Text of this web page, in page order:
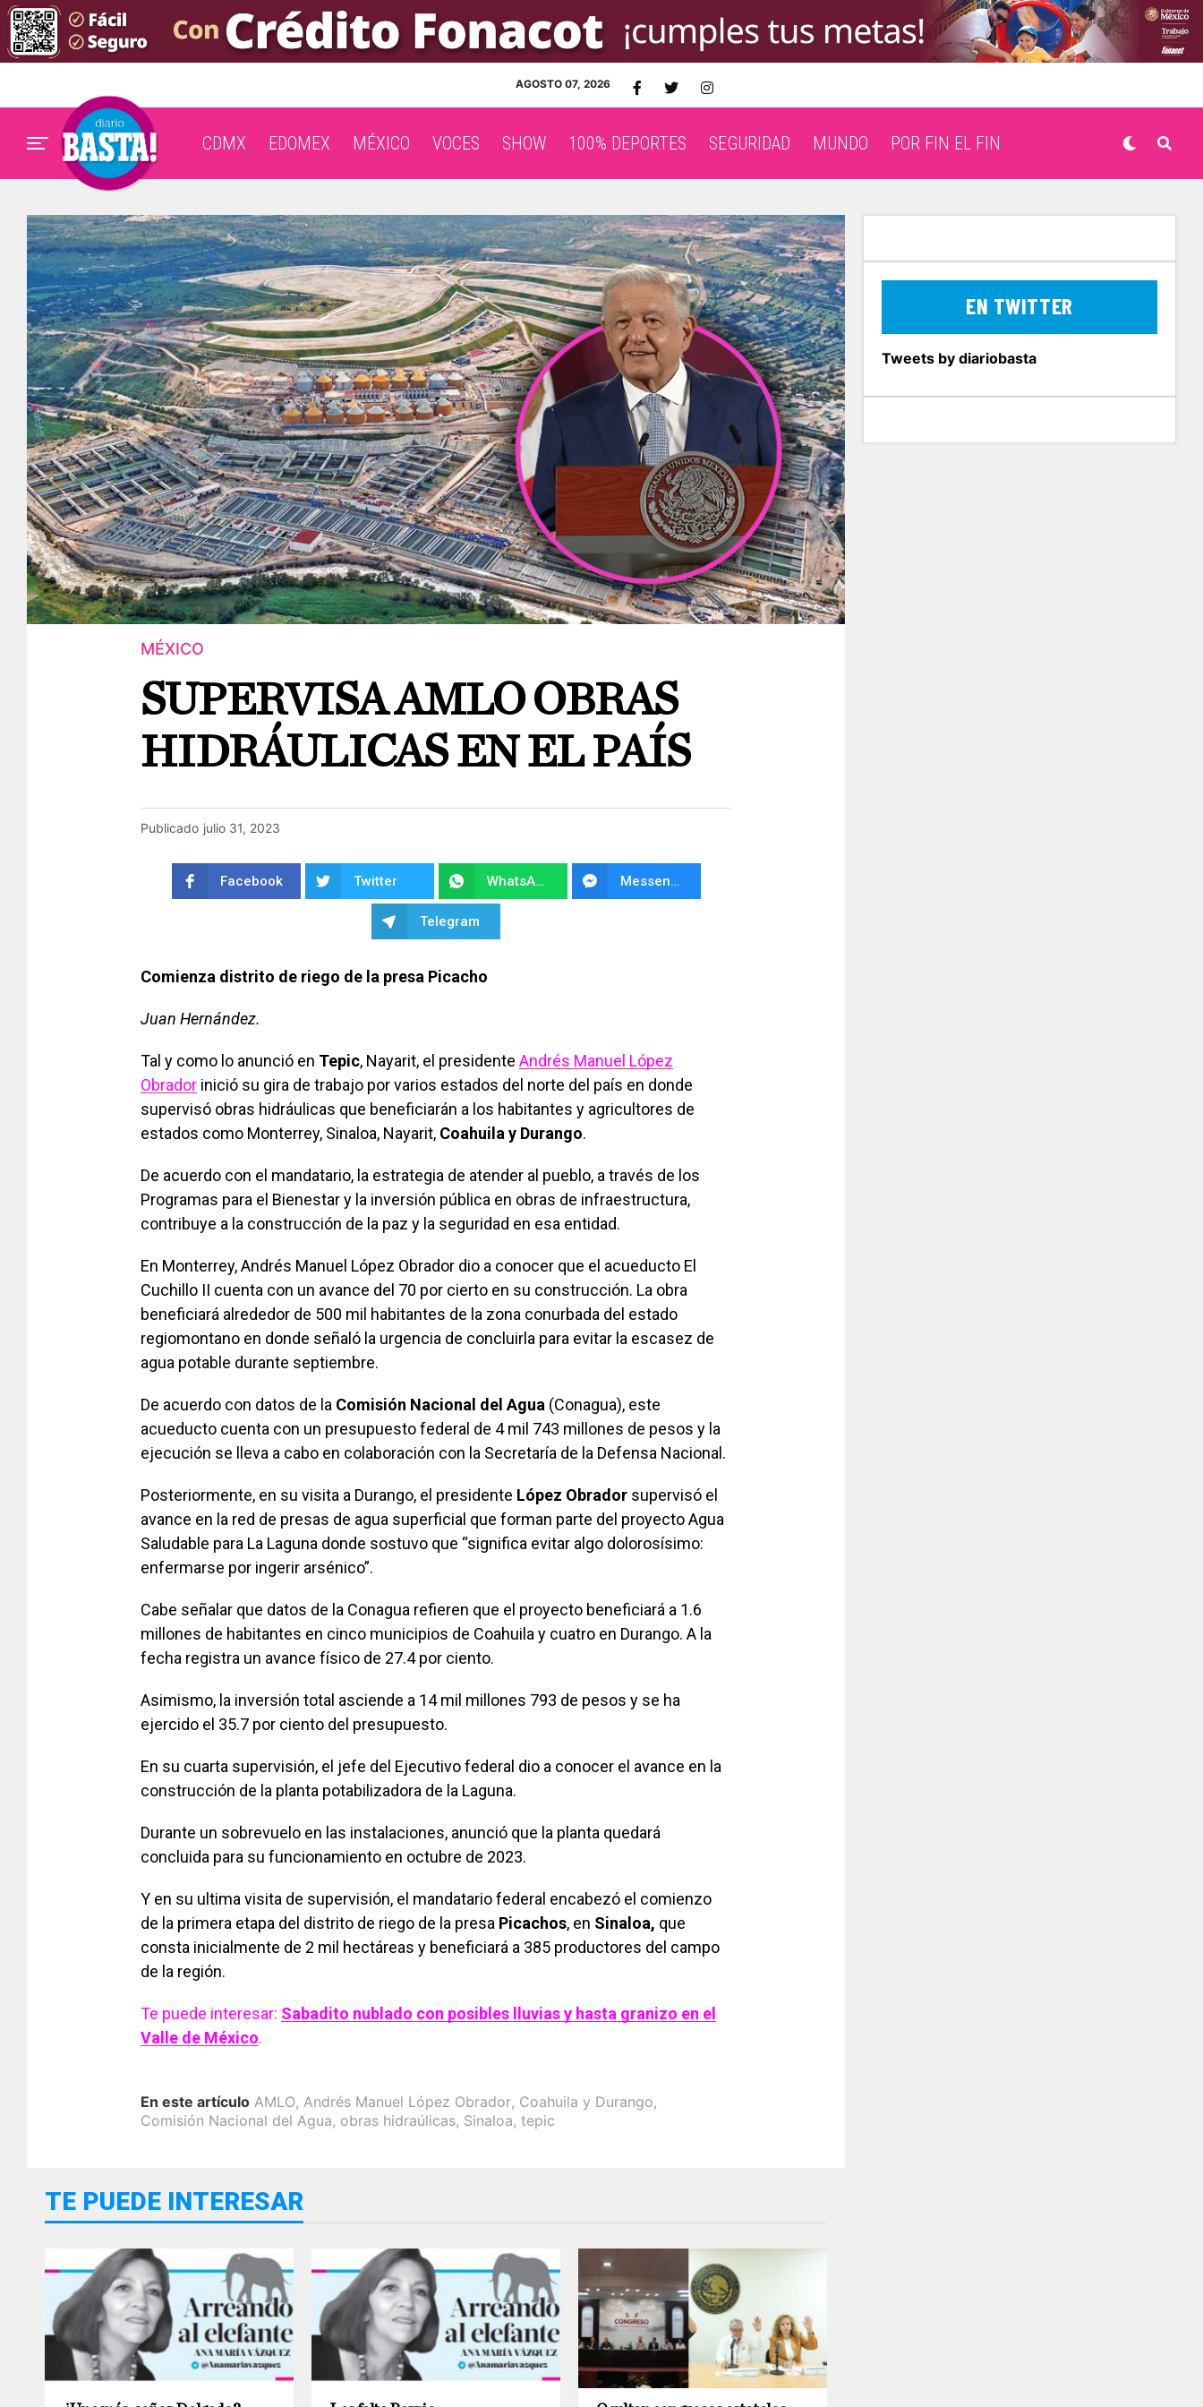
AGOSTO 07, 2026
CDMX EDOMEX MÉXICO VOCES SHOW 100% DEPORTES SEGURIDAD MUNDO POR FIN EL FIN
MÉXICO
SUPERVISA AMLO OBRAS
HIDRÁULICAS EN EL PAÍS
Publicado julio 31, 2023
Facebook Twitter WhatsApp Messenger
Telegram
Comienza distrito de riego de la presa Picacho
Juan Hernández.
Tal y como lo anunció en Tepic, Nayarit, el presidente Andrés Manuel López
Obrador inició su gira de trabajo por varios estados del norte del país en donde
supervisó obras hidráulicas que beneficiarán a los habitantes y agricultores de
estados como Monterrey, Sinaloa, Nayarit, Coahuila y Durango.
De acuerdo con el mandatario, la estrategia de atender al pueblo, a través de los
Programas para el Bienestar y la inversión pública en obras de infraestructura,
contribuye a la construcción de la paz y la seguridad en esa entidad.
En Monterrey, Andrés Manuel López Obrador dio a conocer que el acueducto El
Cuchillo II cuenta con un avance del 70 por cierto en su construcción. La obra
beneficiará alrededor de 500 mil habitantes de la zona conurbada del estado
regiomontano en donde señaló la urgencia de concluirla para evitar la escasez de
agua potable durante septiembre.
De acuerdo con datos de la Comisión Nacional del Agua (Conagua), este
acueducto cuenta con un presupuesto federal de 4 mil 743 millones de pesos y la
ejecución se lleva a cabo en colaboración con la Secretaría de la Defensa Nacional.
Posteriormente, en su visita a Durango, el presidente López Obrador supervisó el
avance en la red de presas de agua superficial que forman parte del proyecto Agua
Saludable para La Laguna donde sostuvo que “significa evitar algo dolorosísimo:
enfermarse por ingerir arsénico”.
Cabe señalar que datos de la Conagua refieren que el proyecto beneficiará a 1.6
millones de habitantes en cinco municipios de Coahuila y cuatro en Durango. A la
fecha registra un avance físico de 27.4 por ciento.
Asimismo, la inversión total asciende a 14 mil millones 793 de pesos y se ha
ejercido el 35.7 por ciento del presupuesto.
En su cuarta supervisión, el jefe del Ejecutivo federal dio a conocer el avance en la
construcción de la planta potabilizadora de la Laguna.
Durante un sobrevuelo en las instalaciones, anunció que la planta quedará
concluida para su funcionamiento en octubre de 2023.
Y en su ultima visita de supervisión, el mandatario federal encabezó el comienzo
de la primera etapa del distrito de riego de la presa Picachos, en Sinaloa, que
consta inicialmente de 2 mil hectáreas y beneficiará a 385 productores del campo
de la región.
Te puede interesar: Sabadito nublado con posibles lluvias y hasta granizo en el
Valle de México.
En este artículo AMLO, Andrés Manuel López Obrador, Coahuila y Durango,
Comisión Nacional del Agua, obras hidraúlicas, Sinaloa, tepic
TE PUEDE INTERESAR
EN TWITTER
Tweets by diariobasta